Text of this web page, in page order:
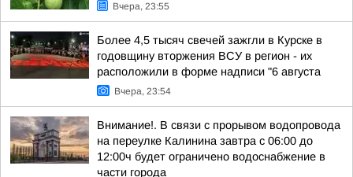
Вчера, 23:55
Более 4,5 тысяч свечей зажгли в Курске в
годовщину вторжения ВСУ в регион - их
расположили в форме надписи "6 августа
Вчера, 23:54
Внимание!. В связи с прорывом водопровода
на переулке Калинина завтра с 06:00 до
12:00ч будет ограничено водоснабжение в
части города